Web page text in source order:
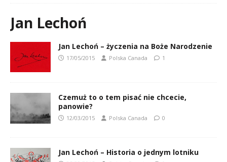
Jan Lechoń
Jan Lechoń – życzenia na Boże Narodzenie
17/05/2015 Polska Canada 1
Czemuż to o tem pisać nie chcecie,
panowie?
12/03/2015 Polska Canada 0
Jan Lechoń – Historia o jednym lotniku